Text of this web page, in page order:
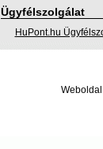
Ügyfélszolgálat
HuPont.hu